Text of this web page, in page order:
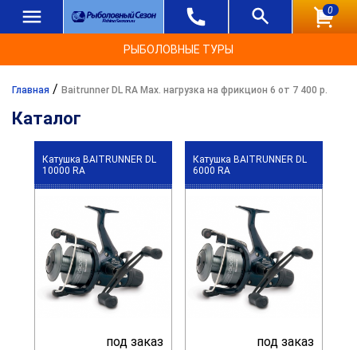
0
РЫБОЛОВНЫЕ ТУРЫ
Главная / Baitrunner DL RA Max. нагрузка на фрикцион 6 от 7 400 р.
Каталог
Катушка BAITRUNNER DL
10000 RA
под заказ
Катушка BAITRUNNER DL
6000 RA
под заказ